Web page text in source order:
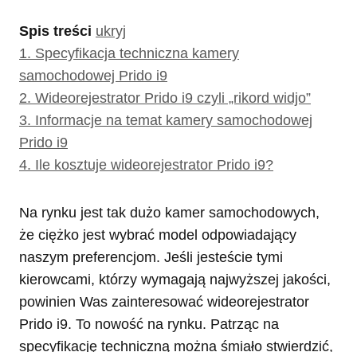
Spis treści ukryj
1. Specyfikacja techniczna kamery
samochodowej Prido i9
2. Wideorejestrator Prido i9 czyli „rikord widjo”
3. Informacje na temat kamery samochodowej
Prido i9
4. Ile kosztuje wideorejestrator Prido i9?
Na rynku jest tak dużo kamer samochodowych,
że ciężko jest wybrać model odpowiadający
naszym preferencjom. Jeśli jesteście tymi
kierowcami, którzy wymagają najwyższej jakości,
powinien Was zainteresować wideorejestrator
Prido i9. To nowość na rynku. Patrząc na
specyfikację techniczną można śmiało stwierdzić,